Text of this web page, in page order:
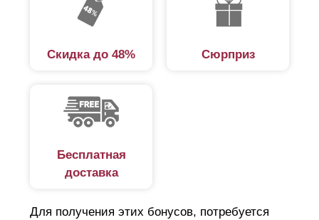
Скидка до 48% Сюрприз
Бесплатная
доставка
Для получения этих бонусов, потребуется